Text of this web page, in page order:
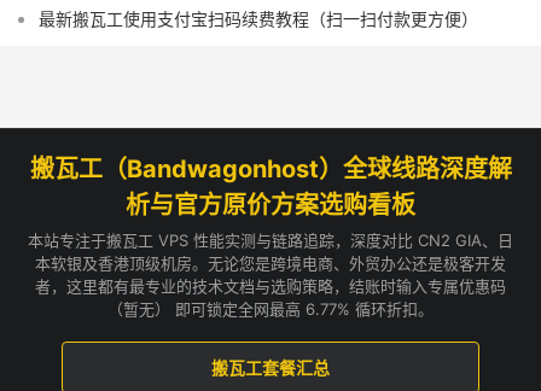
最新搬瓦工使用支付宝扫码续费教程（扫一扫付款更方便）
搬瓦工（Bandwagonhost）全球线路深度解
析与官方原价方案选购看板
本站专注于搬瓦工 VPS 性能实测与链路追踪，深度对比 CN2 GIA、日
本软银及香港顶级机房。无论您是跨境电商、外贸办公还是极客开发
者，这里都有最专业的技术文档与选购策略，结账时输入专属优惠码
（暂无） 即可锁定全网最高 6.77% 循环折扣。
搬瓦工套餐汇总